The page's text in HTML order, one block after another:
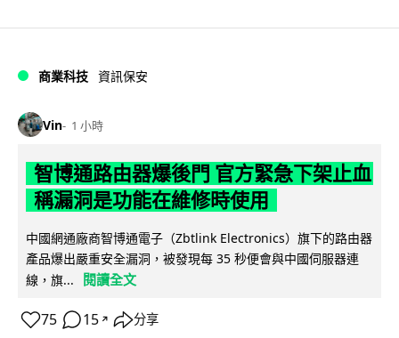
商業科技 資訊保安
Vin 1 小時
智博通路由器爆後門 官方緊急下架止血
稱漏洞是功能在維修時使用
中國網通廠商智博通電子（Zbtlink Electronics）旗下的路由器
產品爆出嚴重安全漏洞，被發現每 35 秒便會與中國伺服器連
線，旗...
閱讀全文
75 15 ↗ 分享